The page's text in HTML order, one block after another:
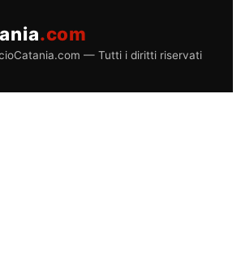
.com
— Tutti i diritti riservati